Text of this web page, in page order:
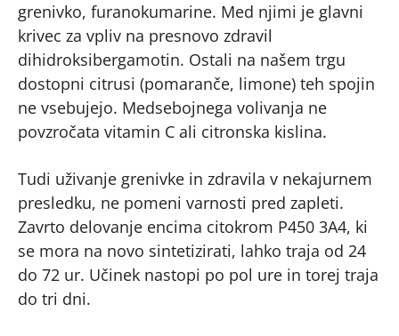
grenivko, furanokumarine. Med njimi je glavni
krivec za vpliv na presnovo zdravil
dihidroksibergamotin. Ostali na našem trgu
dostopni citrusi (pomaranče, limone) teh spojin
ne vsebujejo. Medsebojnega volivanja ne
povzročata vitamin C ali citronska kislina.
Tudi uživanje grenivke in zdravila v nekajurnem
presledku, ne pomeni varnosti pred zapleti.
Zavrto delovanje encima citokrom P450 3A4, ki
se mora na novo sintetizirati, lahko traja od 24
do 72 ur. Učinek nastopi po pol ure in torej traja
do tri dni.